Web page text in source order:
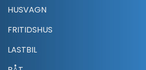
HUSVAGN
FRITIDSHUS
LASTBIL